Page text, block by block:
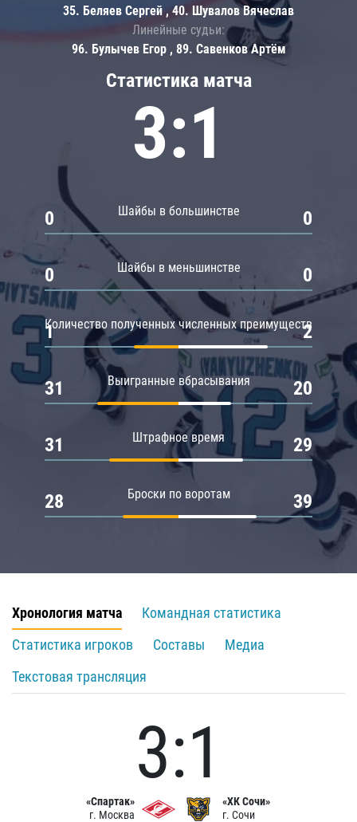
Статистика матча
3:1
Шайбы в большинстве
0 0
Шайбы в меньшинстве
0 0
Количество полученных численных преимуществ
1 2
Выигранные вбрасывания
31 20
Штрафное время
31 29
Броски по воротам
28 39
35. Беляев Сергей , 40. Шувалов Вячеслав
Линейные судьи:
96. Булычев Егор , 89. Савенков Артём
Хронология матча
Командная статистика
Статистика игроков
Составы
Медиа
Текстовая трансляция
«Спартак»
г. Москва
3:1
«ХК Сочи»
г. Сочи